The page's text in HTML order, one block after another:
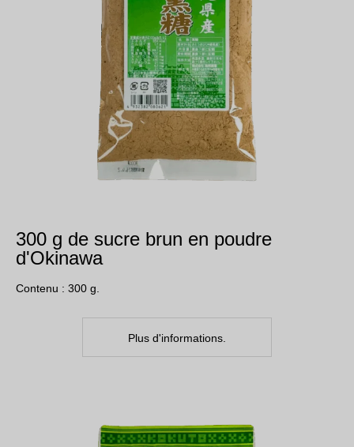
300 g de sucre brun en poudre
d'Okinawa
Contenu : 300 g.
Plus d'informations.